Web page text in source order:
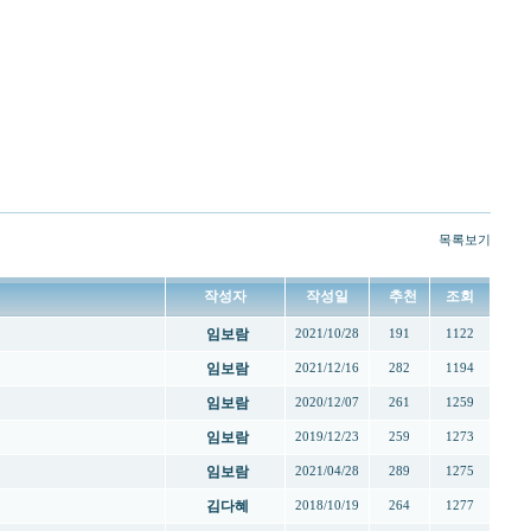
목록보기
작성자 작성일 추천 조회
임보람 2021/10/28 191 1122
임보람 2021/12/16 282 1194
임보람 2020/12/07 261 1259
임보람 2019/12/23 259 1273
임보람 2021/04/28 289 1275
김다혜 2018/10/19 264 1277